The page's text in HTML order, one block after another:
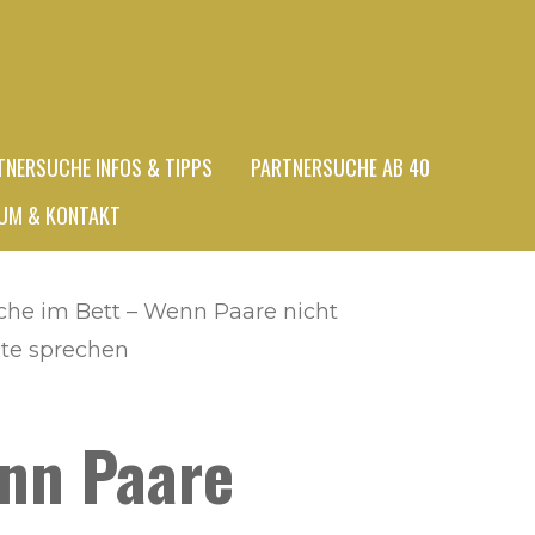
INFOS & TIPPS
PARTNERSUCHE AB 40
& KONTAKT
im Bett – Wenn Paare nicht
sprechen
Paare